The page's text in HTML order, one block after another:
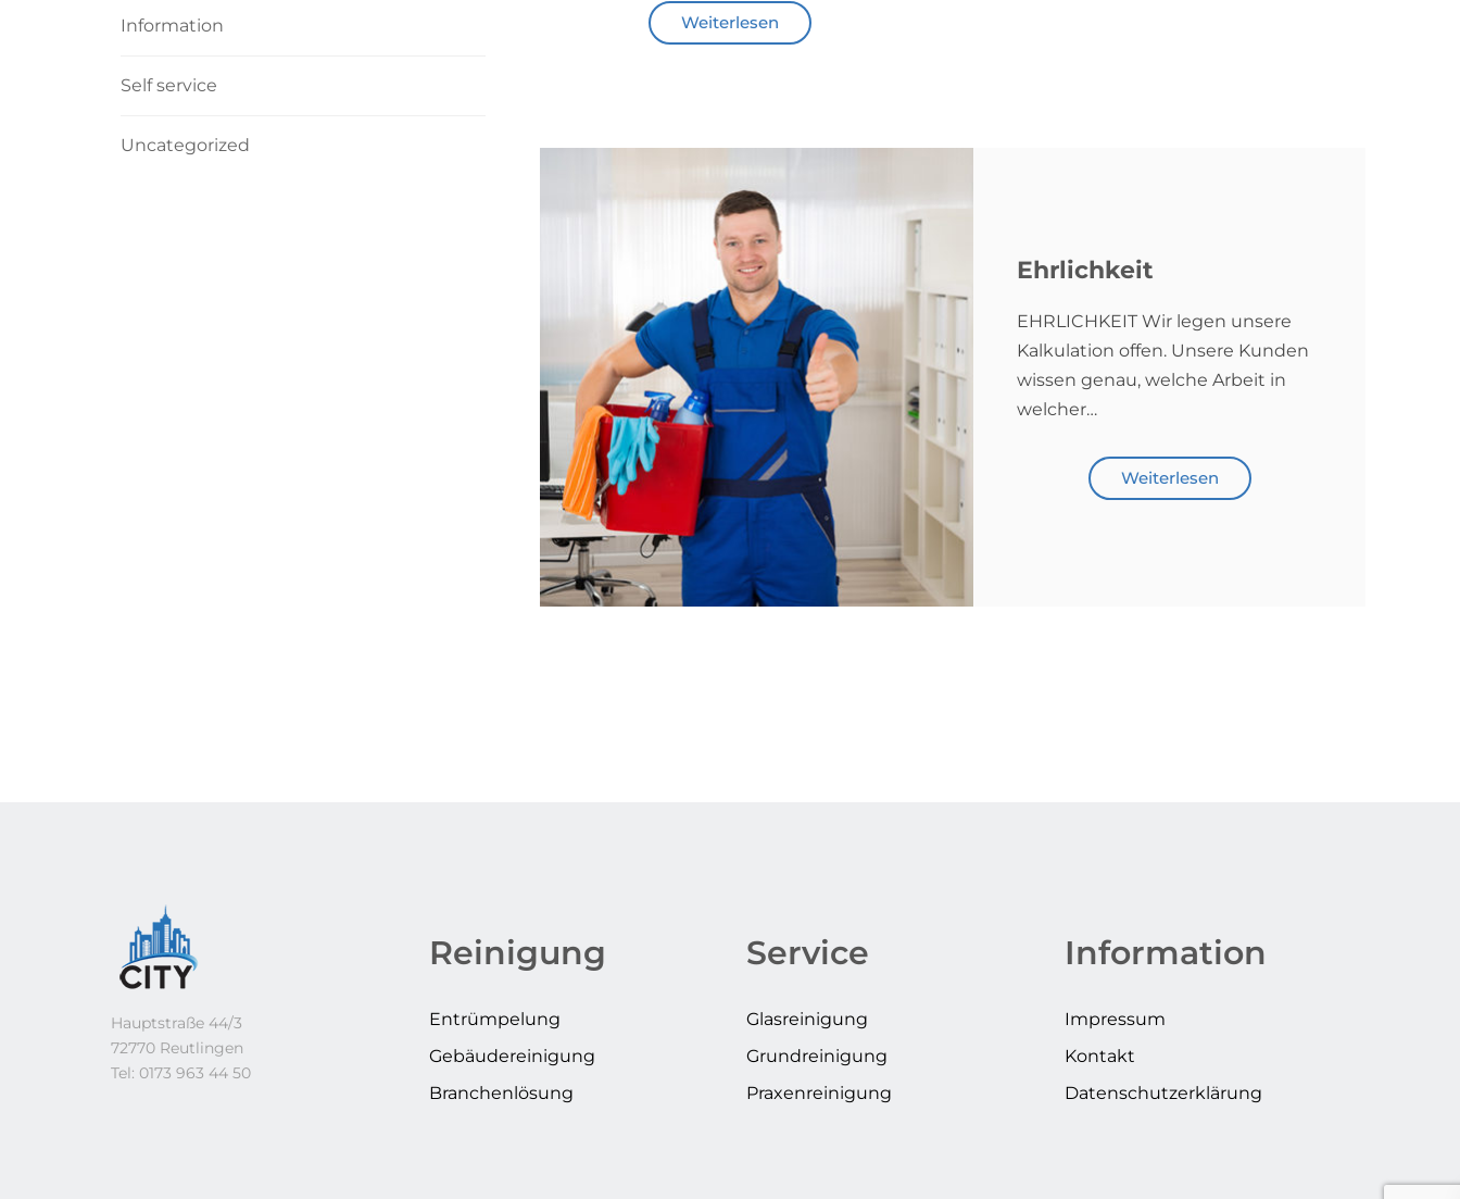
Information
Self service
Uncategorized
Weiterlesen
Ehrlichkeit
EHRLICHKEIT Wir legen unsere
Kalkulation offen. Unsere Kunden
wissen genau, welche Arbeit in
welcher…
Weiterlesen
Hauptstraße 44/3
72770 Reutlingen
Tel: 0173 963 44 50
Reinigung
Entrümpelung
Gebäudereinigung
Branchenlösung
Service
Glasreinigung
Grundreinigung
Praxenreinigung
Information
Impressum
Kontakt
Datenschutzerklärung